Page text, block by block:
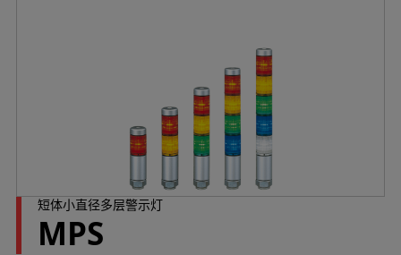
短体小直径多层警示灯
MPS